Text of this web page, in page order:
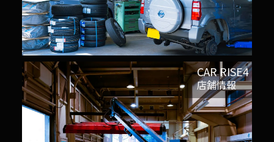
CAR RISE4
店舗情報